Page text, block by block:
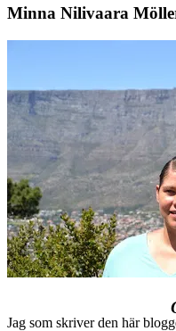
Minna Nilivaara
Jag som skriver den här